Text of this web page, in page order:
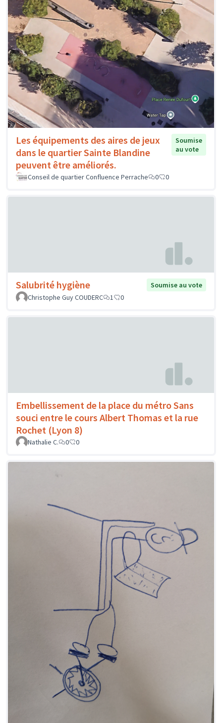
Les équipements des aires de jeux
dans le quartier Sainte Blandine
peuvent être améliorés.
Soumise
au vote
Conseil de quartier Confluence Perrache 0 0
Salubrité hygiène
Soumise au vote
Christophe Guy COUDERC
1 0
Embellissement de la place du métro Sans
souci entre le cours Albert Thomas et la rue
Rochet (Lyon 8)
Nathalie C. 0 0